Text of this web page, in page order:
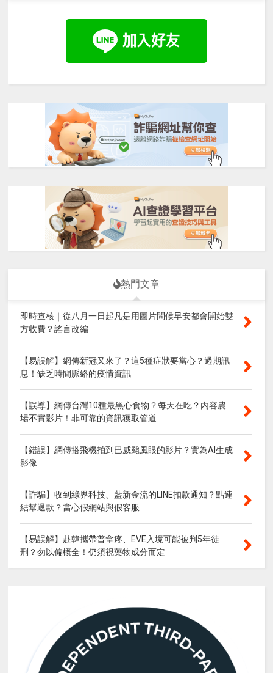
熱門文章
即時查核｜從八月一日起凡是用圖片問候早安都會開始雙
方收費？謠言改編
【易誤解】網傳新冠又來了？這5種症狀要當心？過期訊
息！缺乏時間脈絡的疫情資訊
【誤導】網傳台灣10種最黑心食物？每天在吃？內容農
場不實影片！非可靠的資訊獲取管道
【錯誤】網傳搭飛機拍到巴威颱風眼的影片？實為AI生成
影像
【詐騙】收到綠界科技、藍新金流的LINE扣款通知？點連
結幫退款？當心假網站與假客服
【易誤解】赴韓攜帶普拿疼、EVE入境可能被判5年徒
刑？勿以偏概全！仍須視藥物成分而定